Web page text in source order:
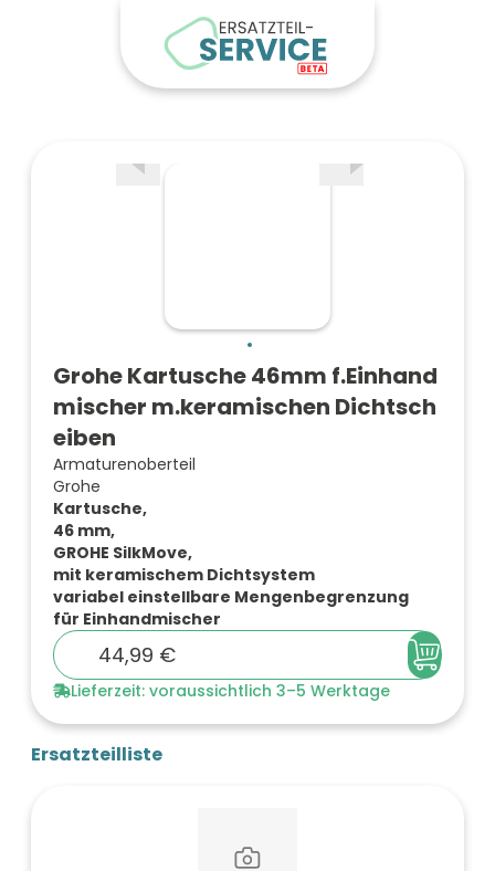
Grohe Kartusche 46mm f.Einhand
mischer m.keramischen Dichtsch
eiben
Armaturenoberteil
Grohe
Kartusche,
46 mm,
GROHE SilkMove,
mit keramischem Dichtsystem
variabel einstellbare Mengenbegrenzung
für Einhandmischer
44,99 €
Lieferzeit: voraussichtlich 3–5 Werktage
Ersatzteilliste